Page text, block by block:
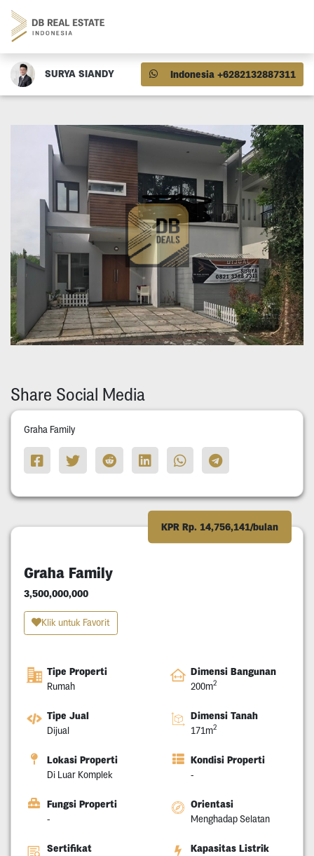
SURYA SIANDY Indonesia +6282132887311
Share Social Media
Graha Family
KPR Rp. 14,756,141/bulan
Graha Family
3,500,000,000
Klik untuk Favorit
Tipe Properti
Rumah
Dimensi Bangunan
200m2
Tipe Jual
Dijual
Dimensi Tanah
171m2
Lokasi Properti
Di Luar Komplek
Kondisi Properti
-
Fungsi Properti
-
Orientasi
Menghadap Selatan
Sertifikat Kapasitas Listrik